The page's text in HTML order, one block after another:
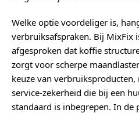
Welke optie voordeliger is,
verbruiksafspraken. Bij MixFix
afgesproken dat koffie
zorgt voor scherpe
keuze van
service-zekerheid die bij een
standaard is inbegrepen. In de